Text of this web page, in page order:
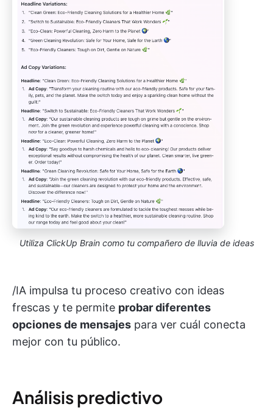
Utiliza ClickUp Brain como tu compañero de lluvia de ideas
/IA impulsa tu proceso creativo con ideas
frescas y te permite probar diferentes
opciones de mensajes para ver cuál conecta
mejor con tu público.
Análisis predictivo